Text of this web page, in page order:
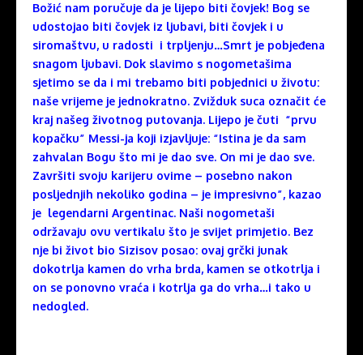
Božić nam poručuje da je lijepo biti čovjek! Bog se
udostojao biti čovjek iz ljubavi, biti čovjek i u
siromaštvu, u radosti i trpljenju…Smrt je pobjeđena
snagom ljubavi. Dok slavimo s nogometašima
sjetimo se da i mi trebamo biti pobjednici u životu:
naše vrijeme je jednokratno. Zvižduk suca označit će
kraj našeg životnog putovanja. Lijepo je čuti “prvu
kopačku” Messi-ja koji izjavljuje: “Istina je da sam
zahvalan Bogu što mi je dao sve. On mi je dao sve.
Završiti svoju karijeru ovime – posebno nakon
posljednjih nekoliko godina – je impresivno”, kazao
je legendarni Argentinac. Naši nogometaši
održavaju ovu vertikalu što je svijet primjetio. Bez
nje bi život bio Sizisov posao: ovaj grčki junak
dokotrlja kamen do vrha brda, kamen se otkotrlja i
on se ponovno vraća i kotrlja ga do vrha…i tako u
nedogled.